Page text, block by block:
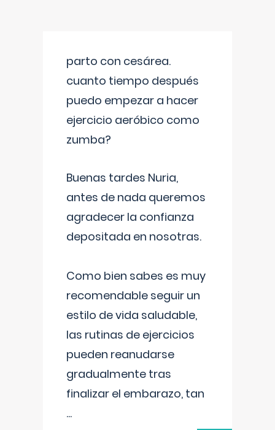
parto con cesárea.
cuanto tiempo después
puedo empezar a hacer
ejercicio aeróbico como
zumba?
Buenas tardes Nuria,
antes de nada queremos
agradecer la confianza
depositada en nosotras.
Como bien sabes es muy
recomendable seguir un
estilo de vida saludable,
las rutinas de ejercicios
pueden reanudarse
gradualmente tras
finalizar el embarazo, tan
...